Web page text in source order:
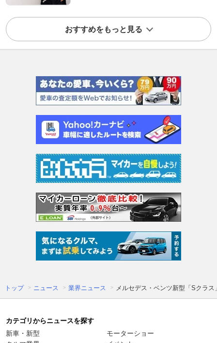
おすすめをもっと見る
トップ ニュース 業界ニュース メルセデス・ベンツ新型「Sクラ
カテゴリからニュースを探す
新車・新型
モーターショー